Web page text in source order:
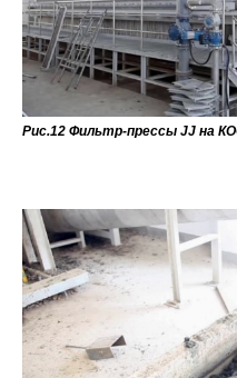
Рис.12 Фильтр-прессы JJ на